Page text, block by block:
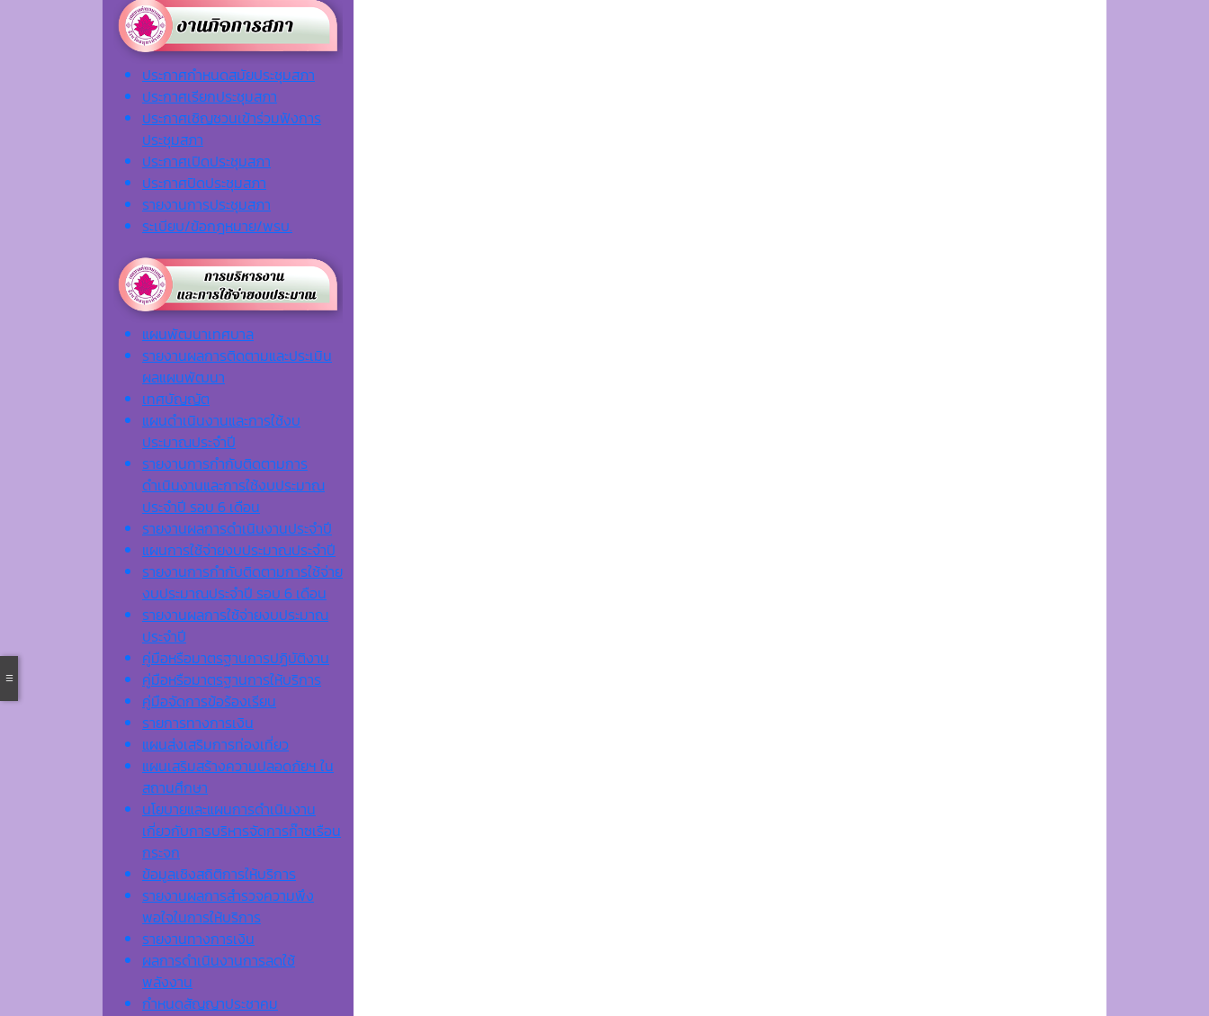
ประกาศกำหนดสมัยประชุมสภา
ประกาศเรียกประชุมสภา
ประกาศเชิญชวนเข้าร่วมฟังการ
ประชุมสภา
ประกาศเปิดประชุมสภา
ประกาศปิดประชุมสภา
รายงานการประชุมสภา
ระเบียบ/ข้อกฎหมาย/พรบ.
แผนพัฒนาเทศบาล
รายงานผลการติดตามและประเมิน
ผลแผนพัฒนา
เทศบัญญัต
แผนดำเนินงานและการใช้งบ
ประมาณประจำปี
รายงานการกำกับติดตามการ
ดำเนินงานและการใช้งบประมาณ
ประจำปี รอบ 6 เดือน
รายงานผลการดำเนินงานประจำปี
แผนการใช้จ่ายงบประมาณประจำปี
รายงานการกำกับติดตามการใช้จ่าย
งบประมาณประจำปี รอบ 6 เดือน
รายงานผลการใช้จ่ายงบประมาณ
ประจำปี
คู่มือหรือมาตรฐานการปฏิบัติงาน
คู่มือหรือมาตรฐานการให้บริการ
คู่มือจัดการข้อร้องเรียน
รายการทางการเงิน
แผนส่งเสริมการท่องเที่ยว
แผนเสริมสร้างความปลอดภัยฯ ใน
สถานศึกษา
นโยบายและแผนการดำเนินงาน
เกี่ยวกับการบริหารจัดการก๊าซเรือน
กระจก
ข้อมูลเชิงสถิติการให้บริการ
รายงานผลการสำรวจความพึง
พอใจในการให้บริการ
รายงานทางการเงิน
ผลการดำเนินงานการลดใช้
พลังงาน
กำหนดสัญญาประชาคม